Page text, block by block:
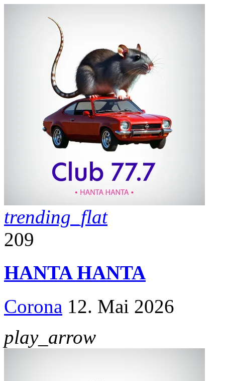
trending_flat
209
HANTA HANTA
Corona 12. Mai 2026
play_arrow